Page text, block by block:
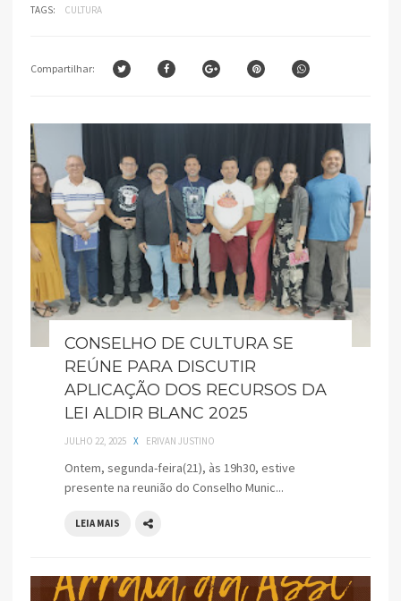
TAGS: CULTURA
Compartilhar:
CONSELHO DE CULTURA SE
REÚNE PARA DISCUTIR
APLICAÇÃO DOS RECURSOS DA
LEI ALDIR BLANC 2025
JULHO 22, 2025 X ERIVAN JUSTINO
Ontem, segunda-feira(21), às 19h30, estive
presente na reunião do Conselho Munic...
LEIA MAIS